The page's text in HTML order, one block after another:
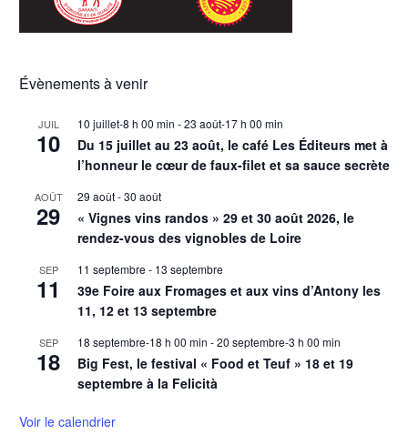
Évènements à venir
JUIL
10
10 juillet-8 h 00 min -23 août-17 h 00 min
Du 15 juillet au 23 août, le café Les Éditeurs met à
l’honneur le cœur de faux-filet et sa sauce secrète
AOÛT
29
29 août-30 août
« Vignes vins randos » 29 et 30 août 2026, le
rendez-vous des vignobles de Loire
SEP
11
11 septembre - 13 septembre
39e Foire aux Fromages et aux vins d’Antony les
11, 12 et 13 septembre
SEP
18
18 septembre-18 h 00 min -20 septembre-3 h 00 min
Big Fest, le festival « Food et Teuf » 18 et 19
septembre à la Felicità
Voir le calendrier